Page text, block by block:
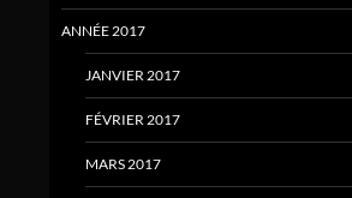
ANNÉE 2017
JANVIER 2017
FÉVRIER 2017
MARS 2017